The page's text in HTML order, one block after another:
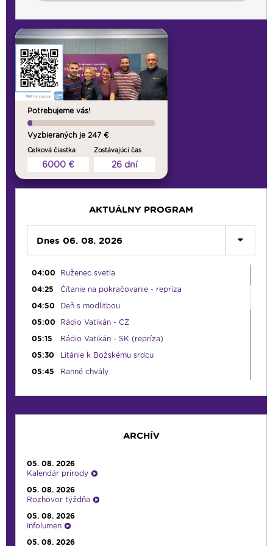
Potrebujeme vás!
Vyzbieraných je 247 €
Celková čiastka
6000 €
Zostávajúci čas
26 dní
AKTUÁLNY PROGRAM
Dnes 06. 08. 2026
00:00 Predel do nového dňa
00:01
Gaučing - repríza
Rodina - repríza
01:30
Gospelparáda - repríza
03:00
Svetlo nádeje - repríza
03:30
Pod vankúš
04:00
Ruženec svetla
04:25
Čítanie na pokračovanie - repríza
04:50
Deň s modlitbou
05:00
Rádio Vatikán - CZ
05:15
Rádio Vatikán - SK (repríza)
05:30
Litánie k Božskému srdcu
05:45
Ranné chvály
Kvietky sv. Františka
12:10
Hudobný aperitív
12:30
Biblia za rok
13:00
Lumenfórum - štvrtok
17:05
Hudobná bodka s Dianou
ARCHÍV
05. 08. 2026
Kalendár prírody
05. 08. 2026
Rozhovor týždňa
05. 08. 2026
Infolumen
05. 08. 2026